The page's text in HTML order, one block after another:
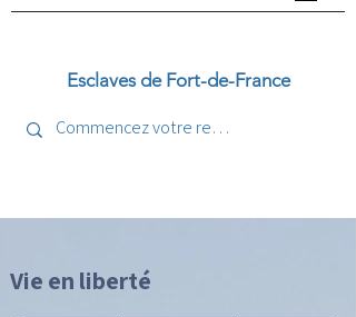
Esclaves de Fort-de-France
Vie en liberté